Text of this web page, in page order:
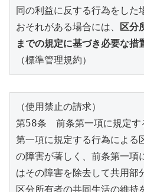
同の利益に反する行為をした
おそれがある場合には、
区分
までの規定に基づき必要な措
（標準管理規約）
（使用禁止の請求）
第58条　前条第一項に規定
第一項に規定する行為による
の障害が著しく、前条第一項
はその障害を除去して共用部
区分所有者の共同生活の維持